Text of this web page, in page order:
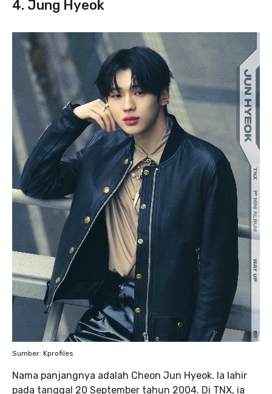
4. Jung Hyeok
Sumber: Kprofiles
Nama panjangnya adalah Cheon Jun Hyeok. Ia lahir
pada tanggal 20 September tahun 2004. Di TNX, ia